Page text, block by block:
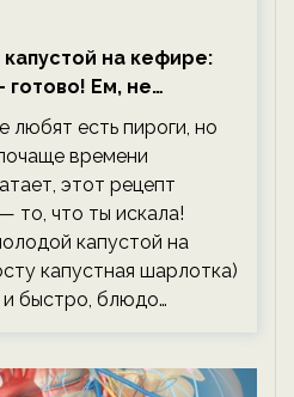
на кефире:
готово! Ем, не
любят есть пироги, но
времени
этот рецепт
то, что ты искала!
капустой на
капустная шарлотка)
быстро, блюдо…